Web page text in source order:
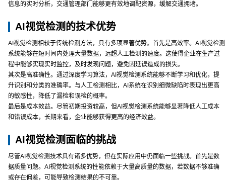
信息的实时分析，交通管理部门能够更有效地调配资源，缓解交通拥堵。
AI视觉检测的技术优势
AI视觉检测相较于传统检测方法，具有多项显著优势。首先是高效率。AI视觉检测
系统能够在短时间内处理大量数据，远超人工检测的速度。这使得企业在生产过
程中能够实现实时监控，及时发现问题，避免因延误造成的损失。
其次是高准确性。通过深度学习算法，AI视觉检测系统能够不断学习和优化，提
升识别和分类的准确率。与人工检测相比，AI系统在识别细微缺陷时表现出更高
的敏感性，降低了漏检和误检的概率。
最后是成本效益。尽管初期投资较高，但AI视觉检测系统能够显著降低人工成本
和错误成本，长期来看，企业能够获得更高的经济效益。
AI视觉检测面临的挑战
尽管AI视觉检测技术具有诸多优势，但在实际应用中仍面临一些挑战。首先是数
据质量问题。AI视觉检测系统的性能依赖于大量高质量的数据，若数据不够准确
或存在偏差，可能导致检测结果的不可靠。